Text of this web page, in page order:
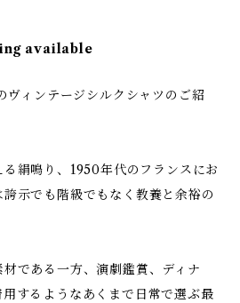
available
ヴィンテージシルクシャツのご紹
絹鳴り、1950年代のフランスにお
示でも階級でもなく教養と余裕の
である一方、演劇鑑賞、ディナ
するようなあくまで日常で選ぶ最